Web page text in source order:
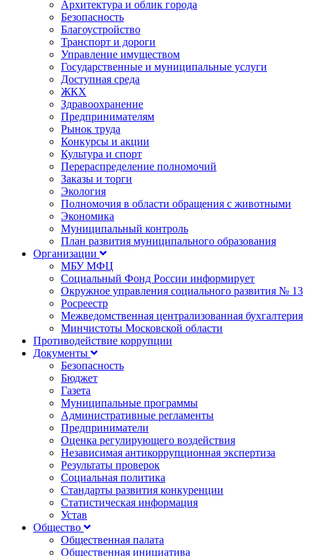
Архитектура и облик города
Безопасность
Благоустройство
Транспорт и дороги
Управление имуществом
Государственные и муниципальные услуги
Доступная среда
ЖКХ
Здравоохранение
Предпринимателям
Рынок труда
Конкурсы и акции
Культура и спорт
Перераспределение полномочий
Заказы и торги
Экология
Полномочия в области обращения с животными
Экономика
Муниципальный контроль
План развития муниципального образования
Организации
МБУ МФЦ
Социальный Фонд России информирует
Окружное управления социального развития № 13
Росреестр
Межведомственная централизованная бухгалтерия
Минчистоты Московской области
Противодействие коррупции
Документы
Безопасность
Бюджет
Газета
Муниципальные программы
Административные регламенты
Предприниматели
Оценка регулирующего воздействия
Независимая антикоррупционная экспертиза
Результаты проверок
Социальная политика
Стандарты развития конкуренции
Статистическая информация
Устав
Общество
Общественная палата
Общественная инициатива